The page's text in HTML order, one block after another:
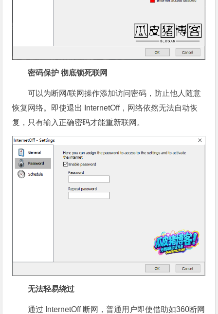
密码保护 彻底锁死联网
可以为断网/联网操作添加访问密码，防止他人随意
恢复网络。即使退出 InternetOff，网络依然无法自动恢
复，只有输入正确密码才能重新联网。
无法轻易绕过
通过 InternetOff 断网，普通用户即使借助如360断网